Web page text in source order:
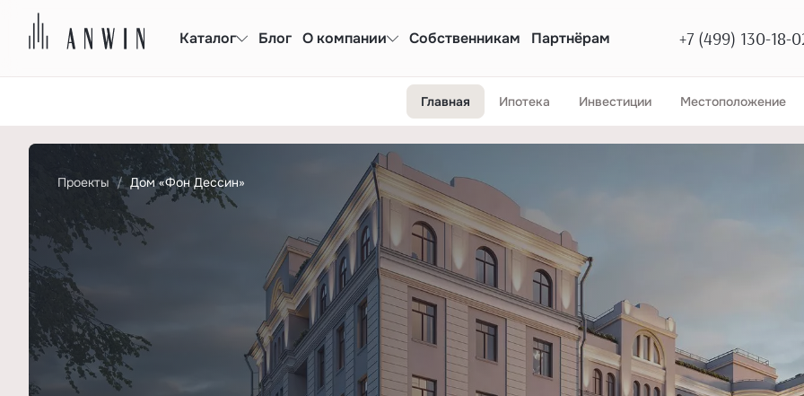
Каталог Блог О компании Собственникам Партнёрам +7 (499) 130-18-
Главная Ипотека Инвестиции Местоположение
Проекты Дом «Фон Дессин»